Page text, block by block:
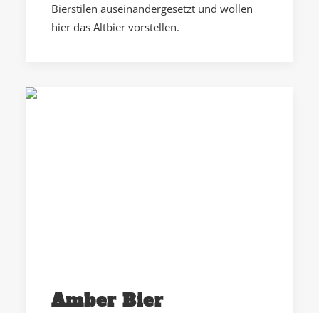
Bierstilen auseinandergesetzt und wollen
hier das Altbier vorstellen.
Amber Bier